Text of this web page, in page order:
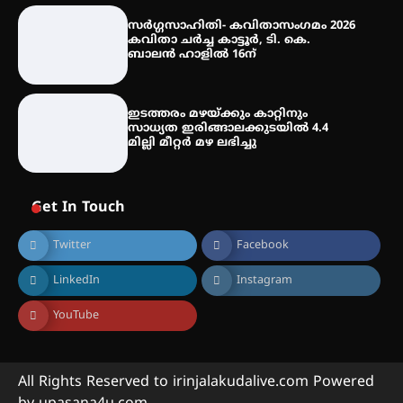
ട്യുണീഷ്യൻ ചിത്രം ” ദി വോയിസ്
ഓഫ് ഹിന്ദ് റജബ് ” ഇരിങ്ങാലക്കുട
ഫിലിം സൊസൈറ്റി ആഗസ്റ്റ് 7
സർഗ്ഗസാഹിതി- കവിതാസംഗമം 2026
കവിതാ ചർച്ച കാട്ടൂർ, ടി. കെ.
ബാലൻ ഹാളിൽ 16ന്
ഇടത്തരം മഴയ്ക്കും കാറ്റിനും
സാധ്യത ഇരിങ്ങാലക്കുടയിൽ 4.4
മില്ലി മീറ്റർ മഴ ലഭിച്ചു
Get In Touch
Twitter Facebook
LinkedIn Instagram
YouTube
All Rights Reserved to irinjalakudalive.com Powered